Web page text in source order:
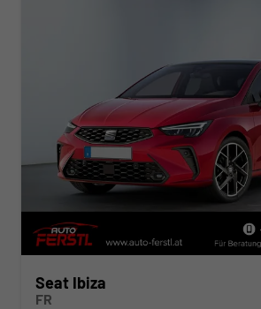
Seat Ibiza
FR